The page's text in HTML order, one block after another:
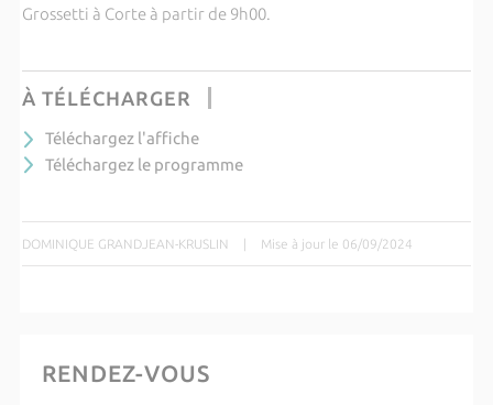
Grossetti à Corte à partir de 9h00.
À TÉLÉCHARGER
Téléchargez l'affiche
Téléchargez le programme
DOMINIQUE GRANDJEAN-KRUSLIN Mise à jour le 06/09/2024
RENDEZ-VOUS